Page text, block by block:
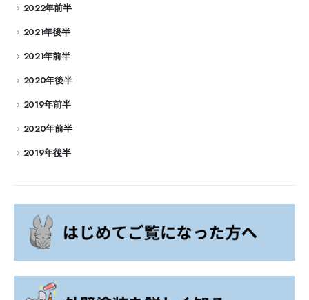
2022年前半
2021年後半
2021年前半
2020年後半
2019年前半
2020年前半
2019年後半